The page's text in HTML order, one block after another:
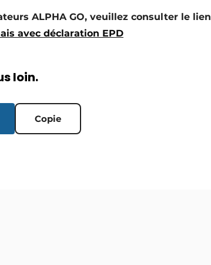
ALPHA GO, veuillez consulter le lien
avec déclaration EPD
loin.
Copie